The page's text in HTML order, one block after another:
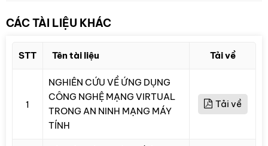
CÁC TÀI LIỆU KHÁC
STT Tên tài liệu Tải về
1
NGHIÊN CỨU VỀ ỨNG DỤNG
CÔNG NGHỆ MẠNG VIRTUAL
TRONG AN NINH MẠNG MÁY
TÍNH
Tải về